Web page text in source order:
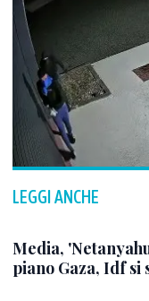
LEGGI ANCHE
Media,
piano Gaza, Idf